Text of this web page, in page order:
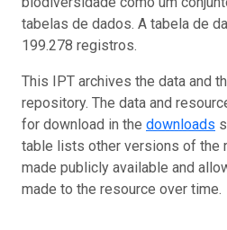
tabelas de dados. A tabela de
199.278 registros.
This IPT archives the data and
repository. The data and
for download in the downloads
table lists other versions of the
made publicly available and
made to the resource over time.